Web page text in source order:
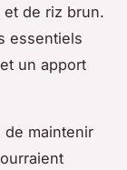
de riz brun.
essentiels
un apport
de maintenir